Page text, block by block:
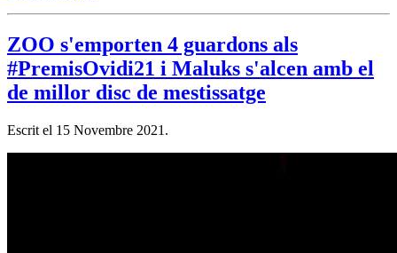
ZOO s'emporten 4 guardons als
#PremisOvidi21 i Maluks s'alcen amb el
de millor disc de mestissatge
Escrit el 15 Novembre 2021 .